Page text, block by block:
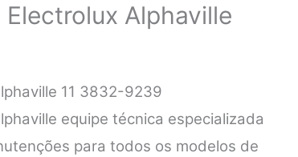
Alphaville
11 3832-9239
equipe técnica especializada
para todos os modelos de